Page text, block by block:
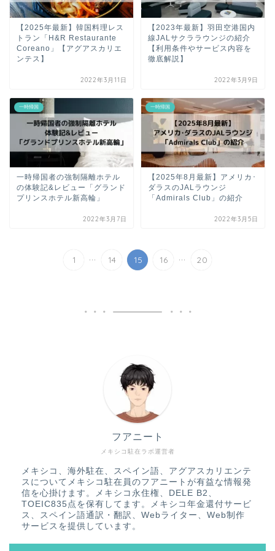
【2025年最新】韓国料理レス
トラン「H&R Restaurante
Coreano」【アグアスカリエ
ンテス】
2022年3月11日
【2023年最新】羽田空港国内
線JALサクララウンジの紹介
【利用条件やサービス内容を
徹底解説】
2022年3月9日
一時帰国
一時帰国者の強制隔離ホテル
の体験記&レビュー「グランド
プリンスホテル新高輪」
2022年3月7日
一時帰国
【2025年8月最新】アメリカ･
ダラスのJALラウンジ
「Admirals Club」の紹介
2022年3月5日
1 ... 14 15 16 ... 20
メキシコ駐在ラボ運営者
フアニート
メキシコ、海外駐在、スペイン語、アグアスカリエンテ
スについてメキシコ駐在員のフアニートが有益な情報発
信を心掛けます。メキシコ永住権、DELE B2、
TOEIC835点を保有してます。メキシコ年金還付サービ
ス、スペイン語通訳・翻訳、Webライター、Web制作
サービスを提供しています。